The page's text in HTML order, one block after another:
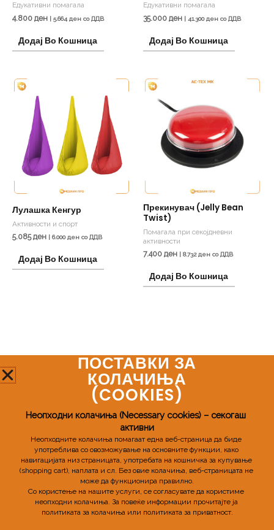
Едукативни помагала
4.800 ден 5.664 ден со ДДВ
Додај Во Кошница
Едукативни помагала
35.000 ден 41.300ден со ДДВ
Додај Во Кошница
Лулашка Кенгур
Активности и спорт
5.085ден 6.000ден со ДДВ
Додај Во Кошница
Прекинувач (Jelly Bean
Twist)
Помагала при секојдневни
активности
7.400 ден 8.732ден со ДДВ
Додај Во Кошница
Мозаик Про
+389 72 598 955
mozaikpro.mk@gmail.com
ПОСТАВКИ ЗА
КОЛАЧИЊА
(COOKIES)​
Неопходни колачиња (Necessary cookies) – секогаш
активни
Неопходните колачиња помагаат една веб-страница да биде
употреблива со овозможување на основните функции, како
навигацијата низ страницата, употребата на кошничка за купување
(shopping cart), наплата и сл. Без овие колачиња, веб-страницата не
може да функционира правилно.
Со користење на нашите услуги, се согласувате да користиме
неопходни колачиња. За повеќе информации прочитајте ја
политиката за колачиња или политиката за приватност.